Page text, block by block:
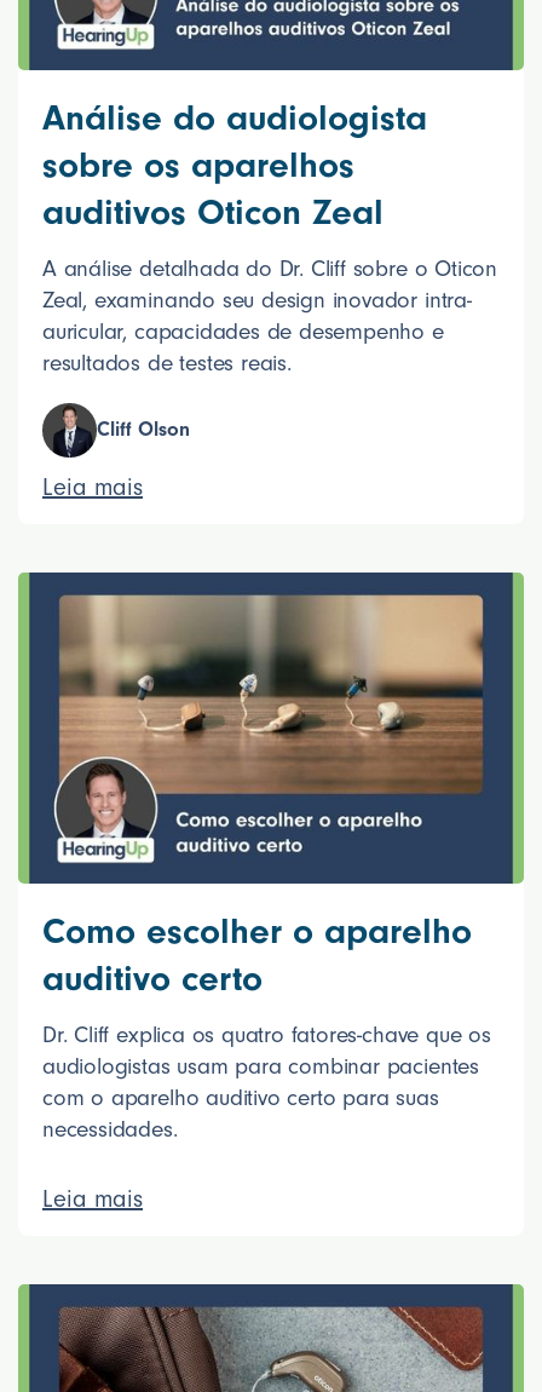
Análise do audiologista
sobre os aparelhos
auditivos Oticon Zeal
A análise detalhada do Dr. Cliff sobre o Oticon
Zeal, examinando seu design inovador intra-
auricular, capacidades de desempenho e
resultados de testes reais.
Cliff Olson
Leia mais
Como escolher o aparelho
auditivo certo
Dr. Cliff explica os quatro fatores-chave que os
audiologistas usam para combinar pacientes
com o aparelho auditivo certo para suas
necessidades.
Leia mais